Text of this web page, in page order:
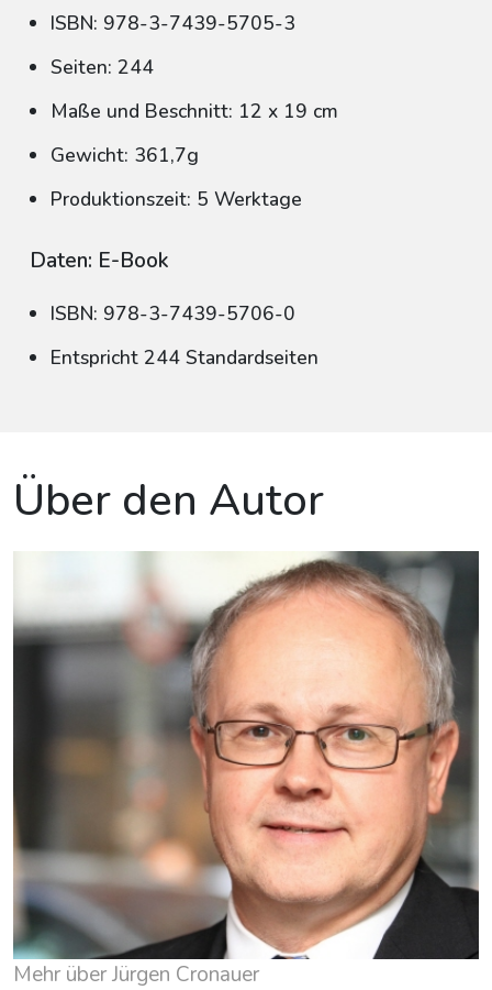
ISBN: 978-3-7439-5705-3
Seiten: 244
Maße und Beschnitt: 12 x 19 cm
Gewicht: 361,7g
Produktionszeit: 5 Werktage
Daten: E-Book
ISBN: 978-3-7439-5706-0
Entspricht 244 Standardseiten
Über den Autor
Mehr über Jürgen Cronauer